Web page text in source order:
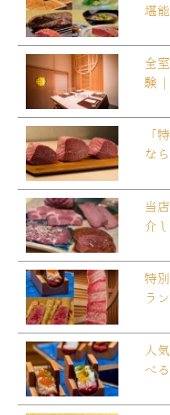
堪
全
験 |
「
な
当
介
特
ラ
人
べ